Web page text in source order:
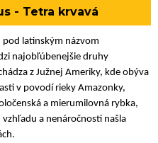
- Tetra krvavá
pod latinským názvom
najobľúbenejšie druhy
z Južnej Ameriky, kde obýva
v povodí rieky Amazonky,
a mierumilovná rybka,
a nenáročnosti našla